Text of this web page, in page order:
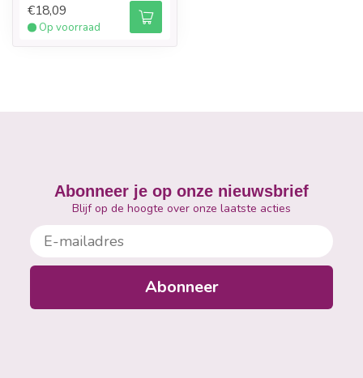
€18,09
Op voorraad
Abonneer je op onze nieuwsbrief
Blijf op de hoogte over onze laatste acties
E-mailadres
Abonneer